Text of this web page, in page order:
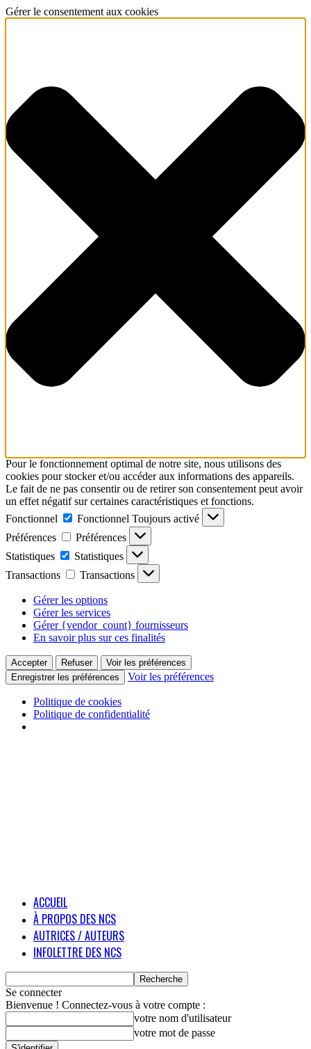
Gérer le consentement aux cookies
Pour le fonctionnement optimal de notre site, nous utilisons des
cookies pour stocker et/ou accéder aux informations des appareils.
Le fait de ne pas consentir ou de retirer son consentement peut avoir
un effet négatif sur certaines caractéristiques et fonctions.
Fonctionnel
Fonctionnel Toujours activé
Préférences
Préférences
Statistiques
Statistiques
Transactions
Transactions
Gérer les options
Gérer les services
Gérer {vendor_count} fournisseurs
En savoir plus sur ces finalités
Accepter Refuser
Voir les préférences
Enregistrer les préférences
Voir les préférences
Politique de cookies
Politique de confidentialité
ACCUEIL
À PROPOS DES NCS
AUTRICES / AUTEURS
INFOLETTRE DES NCS
Se connecter
Bienvenue ! Connectez-vous à votre compte :
votre nom d'utilisateur
votre mot de passe